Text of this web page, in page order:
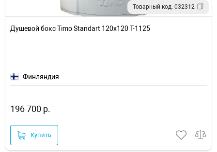
Товарный код: 032312
Душевой бокс Timo Standart 120x120 T-1125
Финляндия
196 700 р.
Купить